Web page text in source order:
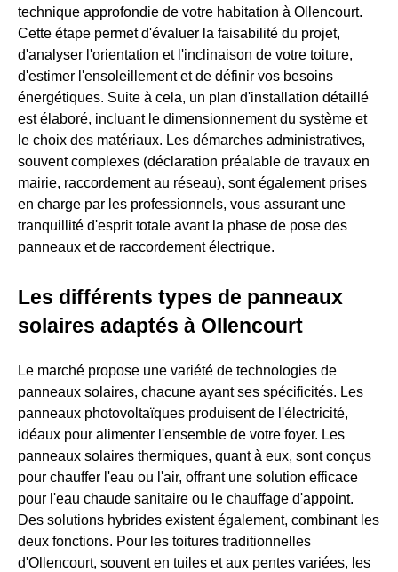
technique approfondie de votre habitation à Ollencourt.
Cette étape permet d'évaluer la faisabilité du projet,
d'analyser l'orientation et l'inclinaison de votre toiture,
d'estimer l'ensoleillement et de définir vos besoins
énergétiques. Suite à cela, un plan d'installation détaillé
est élaboré, incluant le dimensionnement du système et
le choix des matériaux. Les démarches administratives,
souvent complexes (déclaration préalable de travaux en
mairie, raccordement au réseau), sont également prises
en charge par les professionnels, vous assurant une
tranquillité d'esprit totale avant la phase de pose des
panneaux et de raccordement électrique.
Les différents types de panneaux
solaires adaptés à Ollencourt
Le marché propose une variété de technologies de
panneaux solaires, chacune ayant ses spécificités. Les
panneaux photovoltaïques produisent de l'électricité,
idéaux pour alimenter l'ensemble de votre foyer. Les
panneaux solaires thermiques, quant à eux, sont conçus
pour chauffer l'eau ou l'air, offrant une solution efficace
pour l'eau chaude sanitaire ou le chauffage d'appoint.
Des solutions hybrides existent également, combinant les
deux fonctions. Pour les toitures traditionnelles
d'Ollencourt, souvent en tuiles et aux pentes variées, les